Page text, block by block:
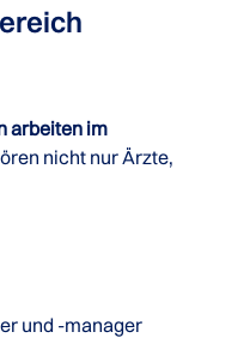
arbeiten im
nicht nur Ärzte,
und -manager